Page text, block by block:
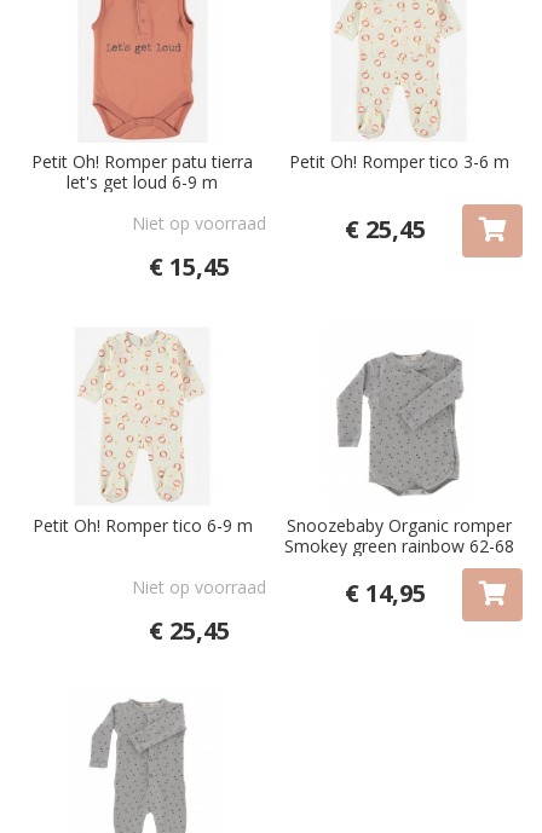
Petit Oh! Romper patu tierra
let's get loud 6-9 m
Niet op voorraad
€ 15,45
Petit Oh! Romper tico 3-6 m
€ 25,45
Petit Oh! Romper tico 6-9 m
Niet op voorraad
€ 25,45
Snoozebaby Organic romper
Smokey green rainbow 62-68
€ 14,95